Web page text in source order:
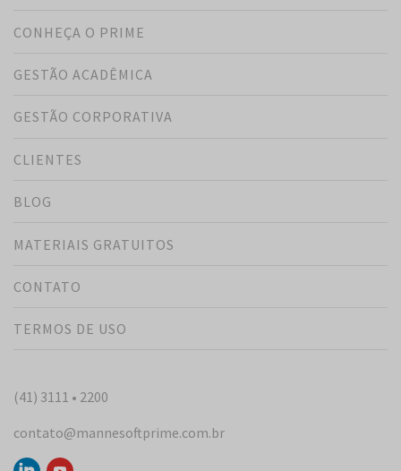
CONHEÇA O PRIME
GESTÃO ACADÊMICA
GESTÃO CORPORATIVA
CLIENTES
BLOG
MATERIAIS GRATUITOS
CONTATO
TERMOS DE USO
(41) 3111 • 2200
contato@mannesoftprime.com.br